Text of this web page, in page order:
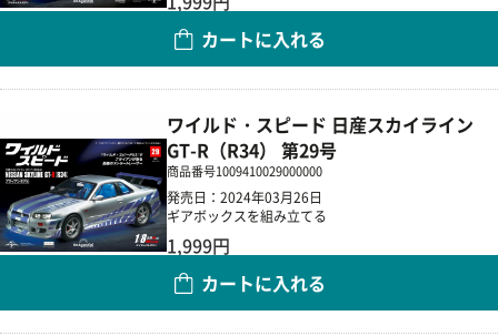
カートに入れる
ワイルド・スピード 日産スカイライン
GT-R（R34） 第29号
商品番号1009410029000000
発売日：2024年03月26日
ギアボックスを組み立てる
1,999円
カートに入れる